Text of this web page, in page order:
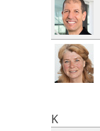
K